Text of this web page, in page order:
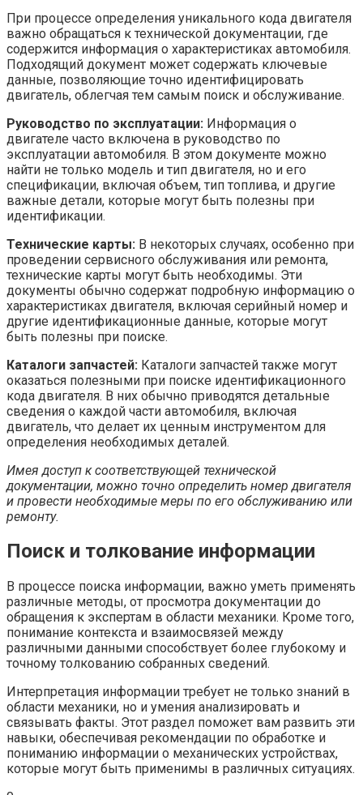
При процессе определения уникального кода двигателя
важно обращаться к технической документации, где
содержится информация о характеристиках автомобиля.
Подходящий документ может содержать ключевые
данные, позволяющие точно идентифицировать
двигатель, облегчая тем самым поиск и обслуживание.
Руководство по эксплуатации: Информация о
двигателе часто включена в руководство по
эксплуатации автомобиля. В этом документе можно
найти не только модель и тип двигателя, но и его
спецификации, включая объем, тип топлива, и другие
важные детали, которые могут быть полезны при
идентификации.
Технические карты: В некоторых случаях, особенно при
проведении сервисного обслуживания или ремонта,
технические карты могут быть необходимы. Эти
документы обычно содержат подробную информацию о
характеристиках двигателя, включая серийный номер и
другие идентификационные данные, которые могут
быть полезны при поиске.
Каталоги запчастей: Каталоги запчастей также могут
оказаться полезными при поиске идентификационного
кода двигателя. В них обычно приводятся детальные
сведения о каждой части автомобиля, включая
двигатель, что делает их ценным инструментом для
определения необходимых деталей.
Имея доступ к соответствующей технической
документации, можно точно определить номер двигателя
и провести необходимые меры по его обслуживанию или
ремонту.
Поиск и толкование информации
В процессе поиска информации, важно уметь применять
различные методы, от просмотра документации до
обращения к экспертам в области механики. Кроме того,
понимание контекста и взаимосвязей между
различными данными способствует более глубокому и
точному толкованию собранных сведений.
Интерпретация информации требует не только знаний в
области механики, но и умения анализировать и
связывать факты. Этот раздел поможет вам развить эти
навыки, обеспечивая рекомендации по обработке и
пониманию информации о механических устройствах,
которые могут быть применимы в различных ситуациях.